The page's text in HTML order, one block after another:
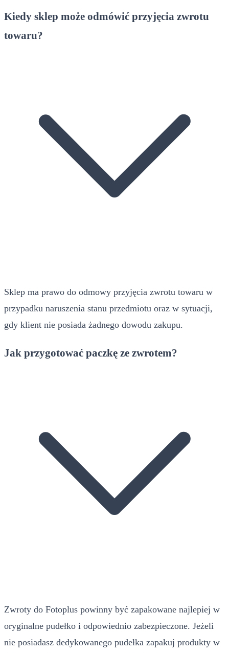
Kiedy sklep może odmówić przyjęcia zwrotu
towaru?
Sklep ma prawo do odmowy przyjęcia zwrotu towaru w
przypadku naruszenia stanu przedmiotu oraz w sytuacji,
gdy klient nie posiada żadnego dowodu zakupu.
Jak przygotować paczkę ze zwrotem?
Zwroty do Fotoplus powinny być zapakowane najlepiej w
oryginalne pudełko i odpowiednio zabezpieczone. Jeżeli
nie posiadasz dedykowanego pudełka zapakuj produkty w